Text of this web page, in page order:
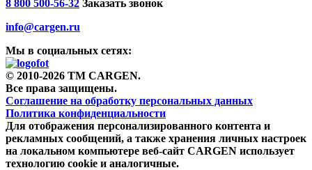
8 800 500-56-32 Заказать звонок
info@cargen.ru
Мы в социальных сетях:
© 2010-2026 TM CARGEN.
Все права защищены.
Соглашение на обработку персональных данных
Политика конфиденциальности
Для отображения персонализированного контента и
рекламных сообщений, а также хранения личных настроек
на локальном компьютере веб-сайт CARGEN использует
технологию cookie и аналогичные.